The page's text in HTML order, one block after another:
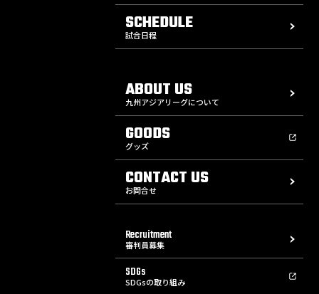
SCHEDULE
試合日程
ABOUT US
九州アジアリーグについて
GOODS
グッズ
CONTACT US
お問合せ
Recruitment
審判員募集
SDGs
SDGsの取り組み